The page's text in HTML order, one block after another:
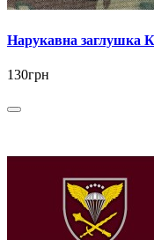
Нарукавна заглушка
130грн